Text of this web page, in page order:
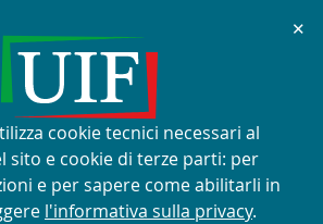
truffa con utilizzo
nome e del logo
✕
cookie tecnici necessari al
sito e cookie di terze parti: per
e per sapere come abilitarli in
l'informativa sulla privacy.